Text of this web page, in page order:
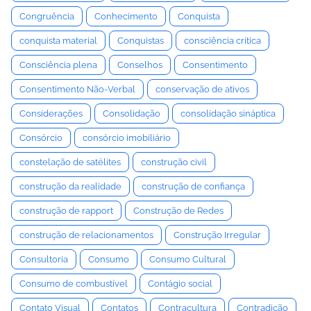
Congruência Conhecimento Conquista
conquista material Conquistas consciência crítica
Consciência plena Conselhos Consentimento
Consentimento Não-Verbal conservação de ativos
Considerações Consolidação consolidação sináptica
Consórcio consórcio imobiliário
constelação de satélites construção civil
construção da realidade construção de confiança
construção de rapport Construção de Redes
construção de relacionamentos Construção Irregular
Consultoria Consumo Consumo Cultural
Consumo de combustível Contágio social
Contato Visual Contatos Contracultura Contradição